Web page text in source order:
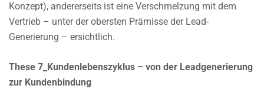
Konzept), andererseits ist eine Verschmelzung mit dem
Vertrieb – unter der obersten Prämisse der Lead-
Generierung – ersichtlich.
These 7_Kundenlebenszyklus – von der Leadgenerierung
zur Kundenbindung